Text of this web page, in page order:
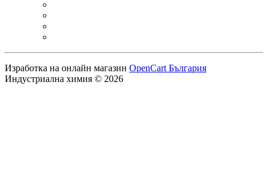
Изработка на онлайн магазин OpenCart България
Индустриална химия © 2026